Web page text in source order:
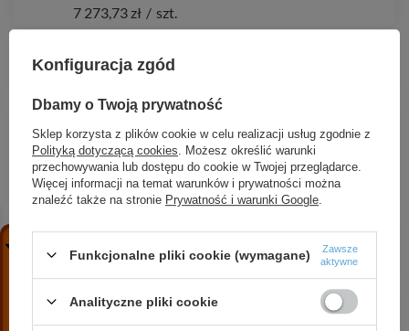
7 273,73 zł / szt.
Chrom
AX Starck Jednouchwytowa bateria
umywalkowa 80 do małych umywalek z
kompletem odpływowym z cięgłem, Czarny
Chrom Szczotkowany
2 056,07 zł / szt.
AX ShowerSolutions Moduł prysznicowy
120/120, kwadratowy, podtynkowy, Chrom
2 251,52 zł
szt.
HG Raindance Alive S Komplet prysznicowy 300
1jet EcoSmart z termostatem ShowerSelect
Konfiguracja zgód
Dbamy o Twoją prywatność
Sklep korzysta z plików cookie w celu realizacji usług zgodnie z
Polityką dotyczącą cookies . Możesz określić warunki
przechowywania lub dostępu do cookie w Twojej przeglądarce.
Więcej informacji na temat warunków i prywatności można
znaleźć także na stronie Prywatność i warunki Google
Funkcjonalne pliki cookie (wymagane)
Zawsze
aktywne
Analityczne pliki cookie